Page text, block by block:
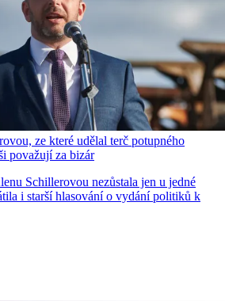
ze které udělal terč potupného
považují za bizár
Schillerovou nezůstala jen u jedné
i starší hlasování o vydání politiků k